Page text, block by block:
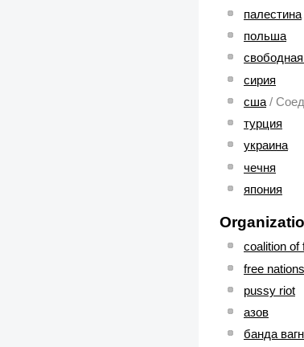
палестина
польша
сирия
сша /
турция
украина
чечня
япония
coalition of
free
pussy riot
азов
банда